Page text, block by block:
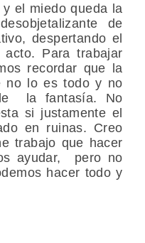
el miedo queda la
de
despertando el
acto. Para trabajar
recordar que la
no lo es todo y no
la fantasía. No
si justamente el
en ruinas. Creo
trabajo que hacer
ayudar, pero no
hacer todo y